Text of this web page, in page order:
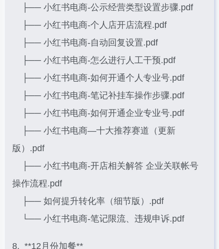
├── 小红书电商-公示经营类型设置步骤.pdf
├── 小红书电商-个人店开店流程.pdf
├── 小红书电商-自动回复设置.pdf
├── 小红书电商-怎么进行人工干预.pdf
├── 小红书电商-如何开通个人专业号.pdf
├── 小红书电商-笔记补挂车操作步骤.pdf
├── 小红书电商-如何开通企业专业号.pdf
├── 小红书电商—十大推荐赛道（更新
版）.pdf
├── 小红书电商-开店相关解答 企业关联帐号
操作流程.pdf
├── 如何提升转化率（细节版）.pdf
└── 小红书电商-笔记限流、违规申诉.pdf
8. **12月份加餐**